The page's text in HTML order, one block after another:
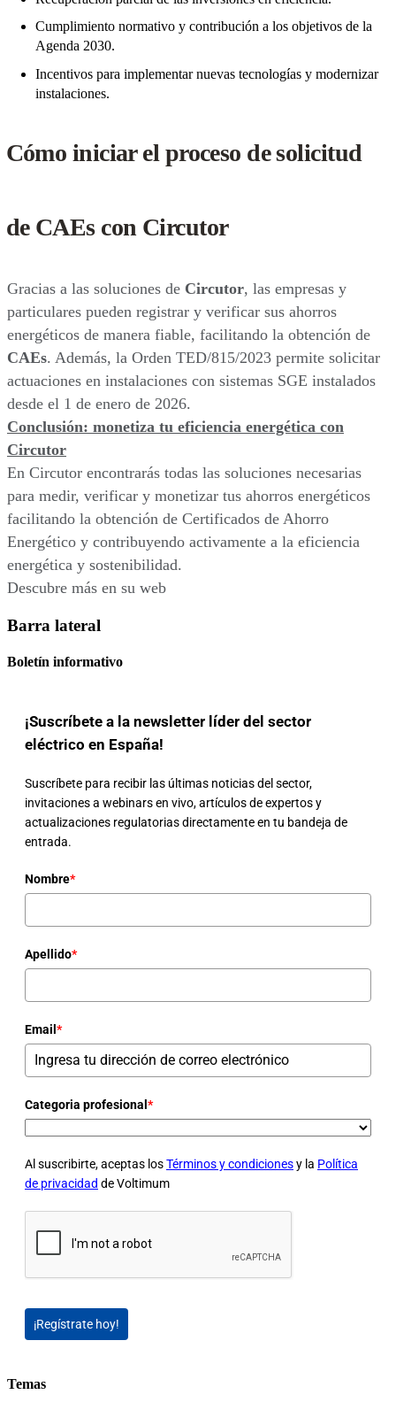
Cumplimiento normativo y contribución a los objetivos de la
Agenda 2030.
Incentivos para implementar nuevas tecnologías y modernizar
instalaciones.
Cómo iniciar el proceso de solicitud
de CAEs con Circutor
Gracias a las soluciones de Circutor, las empresas y
particulares pueden registrar y verificar sus ahorros
energéticos de manera fiable, facilitando la obtención de
CAEs. Además, la Orden TED/815/2023 permite solicitar
actuaciones en instalaciones con sistemas SGE instalados
desde el 1 de enero de 2026.
Conclusión: monetiza tu eficiencia energética con
Circutor
En Circutor encontrarás todas las soluciones necesarias
para medir, verificar y monetizar tus ahorros energéticos
facilitando la obtención de Certificados de Ahorro
Energético y contribuyendo activamente a la eficiencia
energética y sostenibilidad.
Descubre más en su web
Barra lateral
Boletín informativo
¡Suscríbete a la newsletter líder del sector
eléctrico en España!
Suscríbete para recibir las últimas noticias del sector,
invitaciones a webinars en vivo, artículos de expertos y
actualizaciones regulatorias directamente en tu bandeja de
entrada.
Nombre*
Apellido*
Email *
Categoria profesional *
Al suscribirte, aceptas losTérminos y condicionesy la Política
de privacidad de Voltimum
¡Regístrate hoy!
Temas